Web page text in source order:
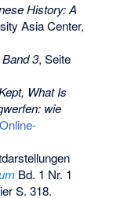
History: A
Asia Center,
3, Seite
What Is
wie
Online-
Bd. 1 Nr. 1
S. 318.